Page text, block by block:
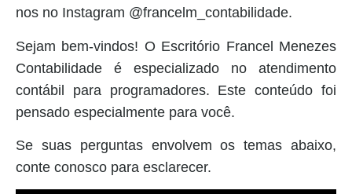
nos no Instagram @francelm_contabilidade.
Sejam bem-vindos! O Escritório Francel Menezes
Contabilidade é especializado no atendimento
contábil para programadores. Este conteúdo foi
pensado especialmente para você.
Se suas perguntas envolvem os temas abaixo,
conte conosco para esclarecer.